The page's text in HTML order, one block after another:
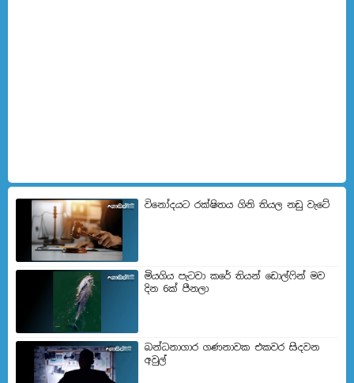
විනෝදයට රක්ෂිතය ගිනි තියල නඩු වැටේ
මියගිය පැටවා කරේ තියන් ඩොල්ෆින් මව
දින 6ක් පීනලා
බන්ධනාගාර ගණනාවක එකවර සිදවන
අවුල්